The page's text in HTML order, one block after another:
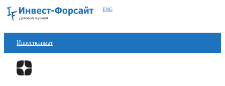
ENG
Инвестклимат
Финансы